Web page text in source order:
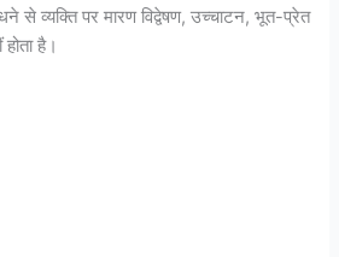
से व्यक्ति पर मारण विद्वेषण, उच्चाटन, भूत-प्रेत
है।